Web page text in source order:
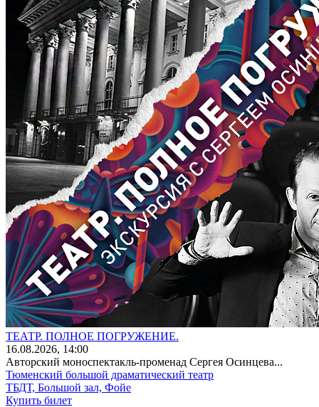
ТЕАТР. ПОЛНОЕ ПОГРУЖЕНИЕ.
16.08.2026, 14:00
Авторский моноспектакль-променад Сергея Осинцева...
Тюменский большой драматический театр
ТБДТ, Большой зал, Фойе
Купить билет